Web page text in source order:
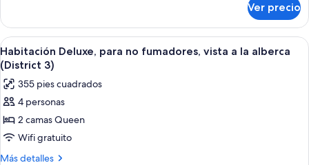
vista
a
la
ciudad
(District
3)
Deluxe,
para
no
fumadores,
vista
a
la
ciudad
(District
3)
Ver precio
Abrir
todas
las
fotos
de
Habitación
Deluxe,
para
Habitación de hotel con dos camas,
6
Habitación Deluxe, para no fumadores, vista a la alberca
(District 3)
355 pies cuadrados
4 personas
2 camas Queen
Wifi gratuito
Más detalles
Más